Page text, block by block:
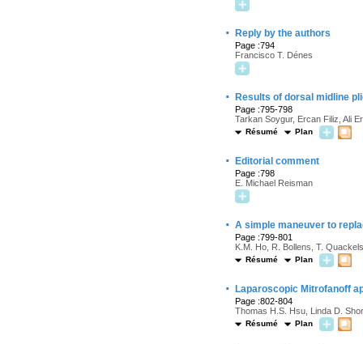
· Reply by the authors
Page :794
Francisco T. Dénes
· Results of dorsal midline
Page :795-798
Tarkan Soygur, Ercan Filiz, Ali
Résumé Plan
· Editorial comment
Page :798
E. Michael Reisman
· A simple maneuver to
Page :799-801
K.M. Ho, R. Bollens, T.
Résumé Plan
· Laparoscopic Mitrofanoff
Page :802-804
Thomas H.S. Hsu, Linda D.
Résumé Plan